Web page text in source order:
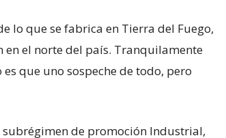
lo que se fabrica en Tierra del Fuego,
en el norte del país. Tranquilamente
que uno sospeche de todo, pero
de promoción Industrial,